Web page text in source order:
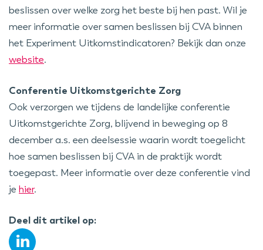
beslissen over welke zorg het beste bij hen past. Wil je
meer informatie over samen beslissen bij CVA binnen
het Experiment Uitkomstindicatoren? Bekijk dan onze
website.
Conferentie Uitkomstgerichte Zorg
Ook verzorgen we tijdens de landelijke conferentie
Uitkomstgerichte Zorg, blijvend in beweging op 8
december a.s. een deelsessie waarin wordt toegelicht
hoe samen beslissen bij CVA in de praktijk wordt
toegepast. Meer informatie over deze conferentie vind
je hier.
Deel dit artikel op: